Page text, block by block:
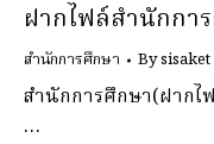
ฝากไฟล์สำนักกา
สำนักการศึกษา Bysisaket
สำนักการศึกษา(ฝากไ
…